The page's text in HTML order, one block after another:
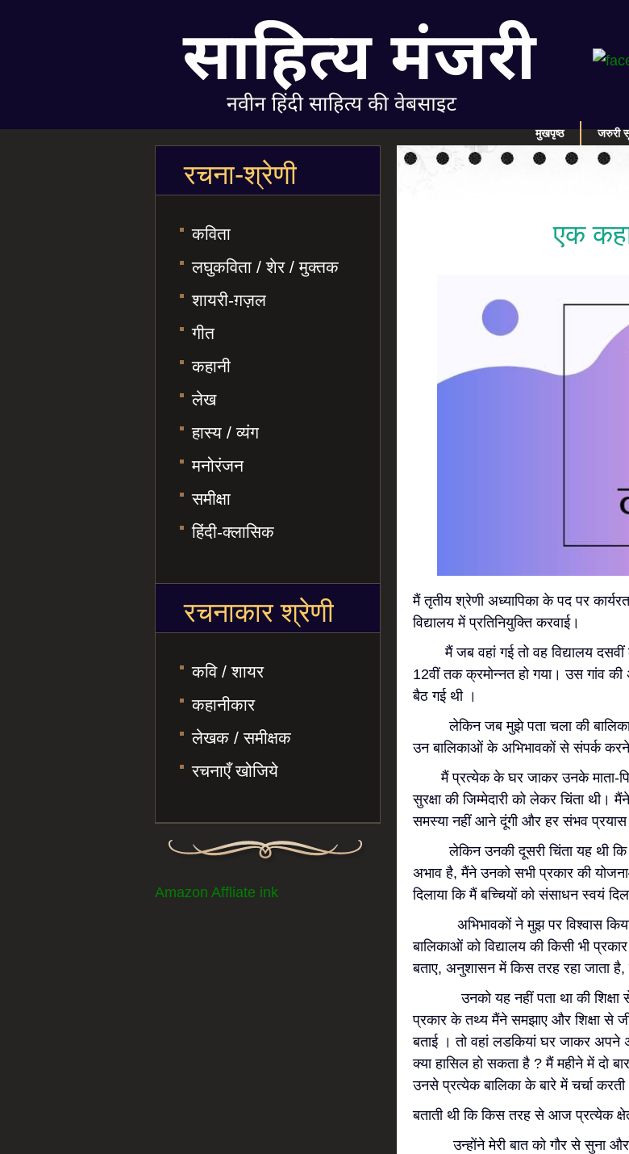
मुखपृष्ठ जरुरी
एक
मैं तृतीय श्रेणी अध्यापिका के पद पर
विद्यालय में प्रतिनियुक्ति करवाई।
मैं जब वहां गई तो वह विद्यालय दसवीं
12वीं तक क्रमोन्नत हो गया। उस गांव
बैठ गई थी ।
लेकिन जब मुझे पता चला की
उन बालिकाओं के अभिभावकों से संपर्क करने
मैं प्रत्येक के घर जाकर उनके माता-
सुरक्षा की जिम्मेदारी को लेकर चिंता थी।
समस्या नहीं आने दूंगी और हर संभव
लेकिन उनकी दूसरी चिंता यह थी कि
अभाव है, मैंने उनको सभी प्रकार की
दिलाया कि मैं बच्चियों को संसाधन स्वयं
अभिभावकों ने मुझ पर विश्वास किया
बालिकाओं को विद्यालय की किसी भी
बताए, अनुशासन में किस तरह रहा जाता है,
उनको यह नहीं पता था की शिक्षा से
प्रकार के तथ्य मैंने समझाए और शिक्षा से
बताई । तो वहां लडकियां घर जाकर अपने
क्या हासिल हो सकता है ? मैं महीने में दो
उनसे प्रत्येक बालिका के बारे में चर्चा करती
बताती थी कि किस तरह से आज प्रत्येक
उन्होंने मेरी बात को गौर से सुना और
रचना-श्रेणी
कविता
लघुकविता / शेर / मुक्तक
शायरी-ग़ज़ल
गीत
कहानी
लेख
हास्य / व्यंग
मनोरंजन
समीक्षा
हिंदी-क्लासिक
रचनाकार श्रेणी
कवि / शायर
कहानीकार
लेखक / समीक्षक
रचनाएँ खोजिये
Amazon Affliate ink